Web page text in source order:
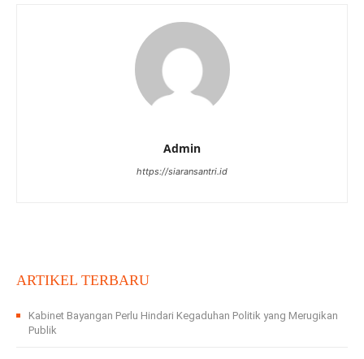
Admin
https://siaransantri.id
ARTIKEL TERBARU
Kabinet Bayangan Perlu Hindari Kegaduhan Politik yang Merugikan
Publik